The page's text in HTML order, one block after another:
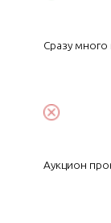
Сразу много
Аукцион